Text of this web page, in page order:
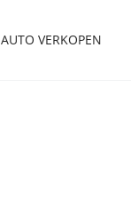
AUTO VERKOPEN